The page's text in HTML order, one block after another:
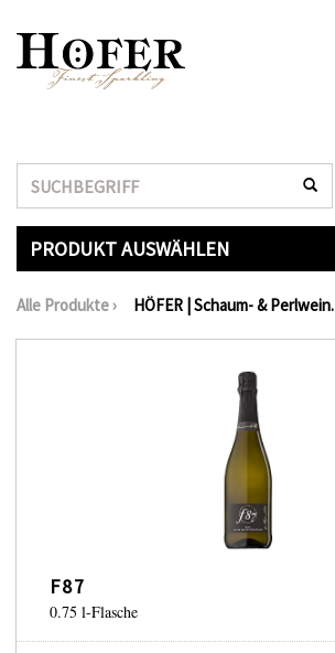
PRODUKT AUSWÄHLEN
Alle Produkte› HÖFER | Schaum- & Perlwein.
F87
0.75 l-Flasche